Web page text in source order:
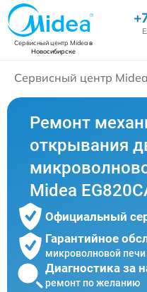
Сервисный центр Mideaв
Новосибирске
Сервисный центр Midea
Ремонт
открывания
Midea
Официальный
Гарантийное
микроволновой
Диагностика за
ремонт по желанию